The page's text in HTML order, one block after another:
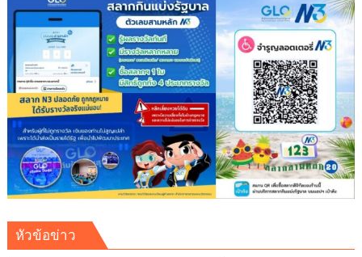
หัวข้อข่าว